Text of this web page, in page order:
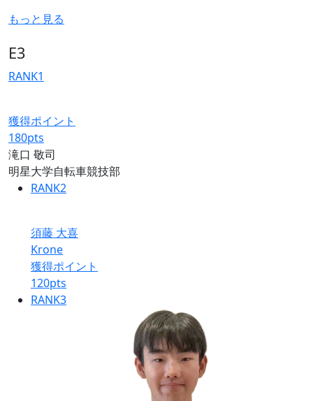
もっと見る
E3
RANK1
獲得ポイント
180pts
滝口 敬司
明星大学自転車競技部
RANK2
須藤 大喜
Krone
獲得ポイント
120pts
RANK3